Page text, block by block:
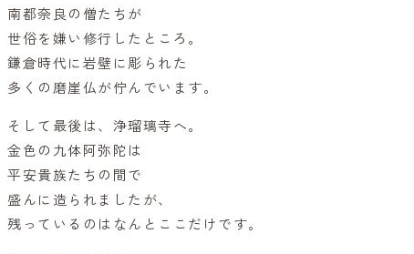
南都奈良の僧たちが
世俗を嫌い修行したところ。
鎌倉時代に岩壁に彫られた
多くの磨崖仏が佇んでいます。
そして最後は、浄瑠璃寺へ。
金色の九体阿弥陀は
平安貴族たちの間で
盛んに造られましたが、
残っているのはなんとここだけです。